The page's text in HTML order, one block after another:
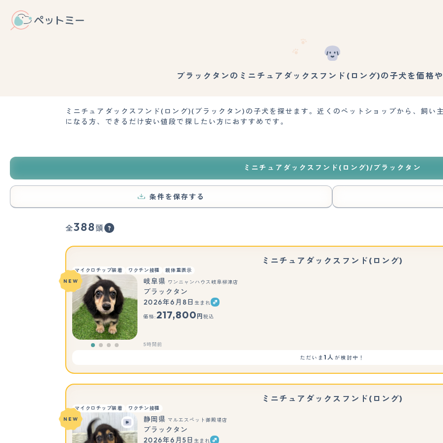
ブラックタンのミニチュアダックスフンド(ロング)の子犬を価格
ミニチュアダックスフンド(ロング)(ブラックタン)の子犬を探せます。近くのペットショップから、飼い
になる方、できるだけ安い値段で探したい方におすすめです。
ミニチュアダックスフンド(ロング)/ブラックタン
条件を保存する
全388 頭
ミニチュアダックスフンド(ロング)
マイクロチップ装着 ワクチン接種 親体重表示
NEW 岐阜県 ワンニャンハウス岐阜柳津店
ブラックタン
2026年6月8日 生まれ
価格: 217,800 円 税込
5時間前
ただいま1人 が検討中！
ミニチュアダックスフンド(ロング)
マイクロチップ装着 ワクチン接種
NEW 静岡県 マルエスペット御殿場店
ブラックタン
2026年6月5日 生まれ